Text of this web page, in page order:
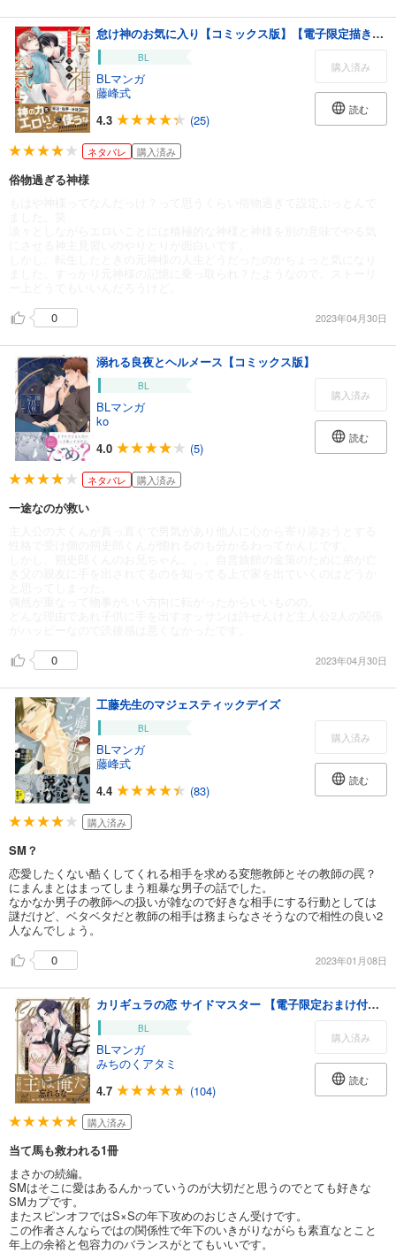
怠け神のお気に入り【コミックス版】【電子限定描き下ろし漫画付き】
BL
BLマンガ
藤峰式
4.3
(25)
購入済み
読む
ネタバレ 購入済み
俗物過ぎる神様
0
2023年04月30日
溺れる良夜とヘルメース【コミックス版】
BL
BLマンガ
ko
4.0
(5)
購入済み
読む
ネタバレ 購入済み
一途なのが救い
0
2023年04月30日
工藤先生のマジェスティックデイズ
BL
BLマンガ
藤峰式
4.4
(83)
購入済み
読む
購入済み
SM？
恋愛したくない酷くしてくれる相手を求める変態教師とその教師の罠？
にまんまとはまってしまう粗暴な男子の話でした。
なかなか男子の教師への扱いが雑なので好きな相手にする行動としては
謎だけど、ベタベタだと教師の相手は務まらなさそうなので相性の良い2
人なんでしょう。
0
2023年01月08日
カリギュラの恋 サイドマスター 【電子限定おまけ付き】
BL
BLマンガ
みちのくアタミ
4.7
(104)
購入済み
読む
購入済み
当て馬も救われる1冊
まさかの続編。
SMはそこに愛はあるんかっていうのが大切だと思うのでとても好きな
SMカプです。
またスピンオフではS×Sの年下攻めのおじさん受けです。
この作者さんならではの関係性で年下のいきがりながらも素直なとこと
年上の余裕と包容力のバランスがとてもいいです。